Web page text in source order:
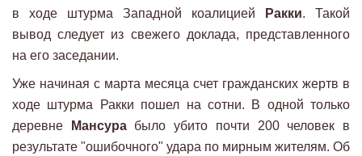
в ходе штурма Западной коалицией
Ракки. Такой
вывод следует из свежего доклада, представленного
на его заседании.
Уже начиная с марта месяца счет гражданских жертв в
ходе штурма Ракки пошел на сотни. В одной только
деревне
Мансурабыло убито почти 200 человек в
результате "ошибочного" удара по мирным жителям. Об